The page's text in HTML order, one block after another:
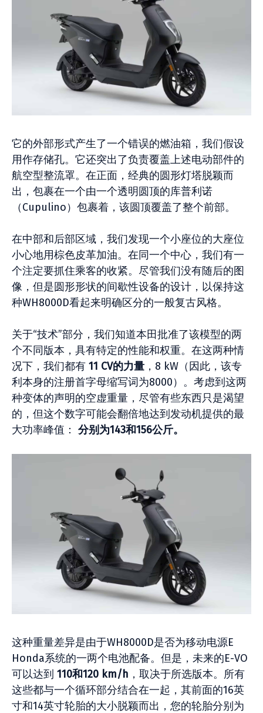
它的外部形式产生了一个错误的燃油箱，我们假设
用作存储孔。它还突出了负责覆盖上述电动部件的
航空型整流罩。在正面，经典的圆形灯塔脱颖而
出，包裹在一个由一个透明圆顶的库普利诺
（Cupulino）包裹着，该圆顶覆盖了整个前部。
在中部和后部区域，我们发现一个小座位的大座位
小心地用棕色皮革加油。在同一个中心，我们有一
个注定要抓住乘客的收紧。尽管我们没有随后的图
像，但是圆形形状的间歇性设备的设计，以保持这
种WH8000D看起来明确区分的一般复古风格。
关于“技术”部分，我们知道本田批准了该模型的两
个不同版本，具有特定的性能和权重。在这两种情
况下，我们都有 11 CV的力量 ，8 kW（因此，该专
利本身的注册首字母缩写词为8000）。考虑到这两
种变体的声明的空虚重量，尽管有些东西只是渴望
的，但这个数字可能会翻倍地达到发动机提供的最
大功率峰值： 分别为143和156公斤。
这种重量差异是由于WH8000D是否为移动电源E
Honda系统的一两个电池配备。但是，未来的E-VO
可以达到 110和120 km/h ，取决于所选版本。所有
这些都与一个循环部分结合在一起，其前面的16英
寸和14英寸轮胎的大小脱颖而出，您的轮胎分别为